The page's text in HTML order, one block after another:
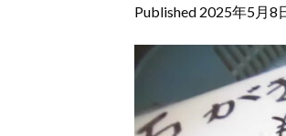
Published 2025年5月8